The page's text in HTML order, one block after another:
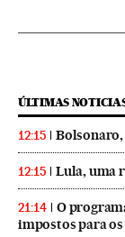
ÚLTIMAS
12:15
12:15 Lula, uma
21:14
O
impostos para